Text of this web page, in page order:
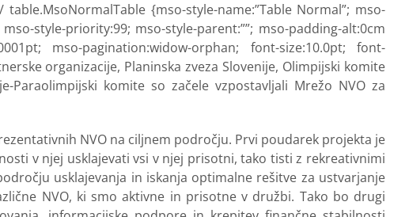
{mso-style-name:”Table Normal”; mso-
style-priority:99; mso-style-parent:””; mso-padding-alt:0cm
mso-pagination:widow-orphan; font-size:10.0pt; font-
organizacije, Planinska zveza Slovenije, Olimpijski komite
Paraolimpijski komite so začele vzpostavljali Mrežo NVO za
NVO na ciljnem področju. Prvi poudarek projekta je
v njej usklajevati vsi v njej prisotni, tako tisti z rekreativnimi
usklajevanja in iskanja optimalne rešitve za ustvarjanje
NVO, ki smo aktivne in prisotne v družbi. Tako bo drugi